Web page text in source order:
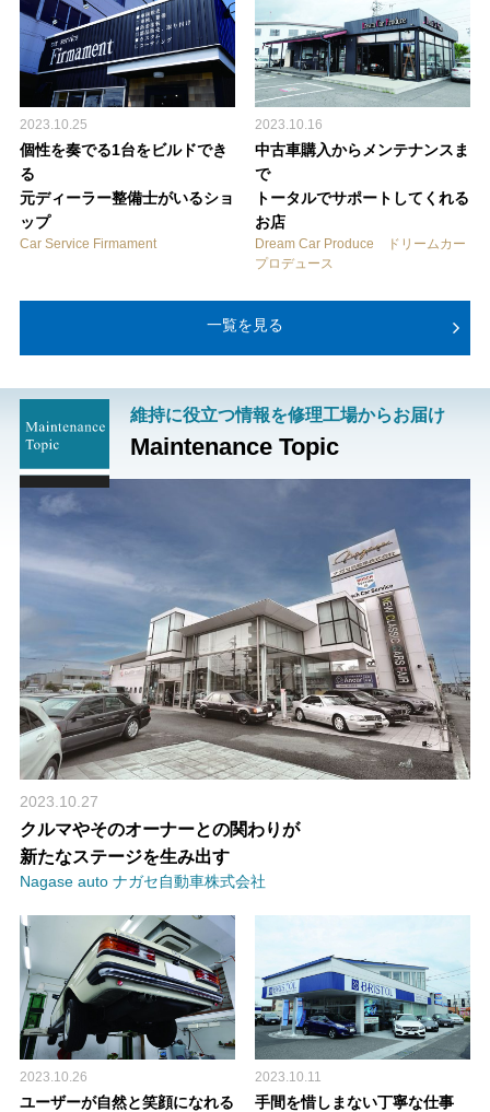
2023.10.25
個性を奏でる1台をビルドでき
る
元ディーラー整備士がいるショ
ップ
Car Service Firmament
2023.10.16
中古車購入からメンテナンスま
で
トータルでサポートしてくれる
お店
Dream Car Produce ドリームカー
プロデュース
一覧を見る
維持に役立つ情報を修理工場からお届け
Maintenance Topic
2023.10.27
クルマやそのオーナーとの関わりが
新たなステージを生み出す
Nagase auto ナガセ自動車株式会社
2023.10.26
ユーザーが自然と笑顔になれる
2023.10.11
手間を惜しまない丁寧な仕事